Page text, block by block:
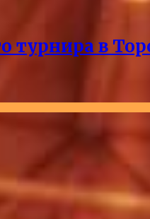
турнира в